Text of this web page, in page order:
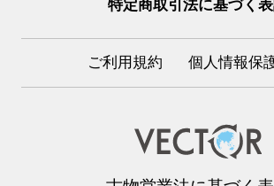
特定商取引法に基づく
ご利用規約 個人情報保